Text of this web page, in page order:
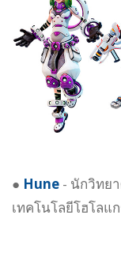
● Hune - นักวิทย
เทคโนโลยีโฮโลแ